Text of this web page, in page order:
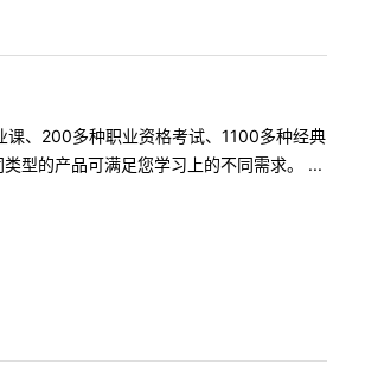
、200多种职业资格考试、1100多种经典
型的产品可满足您学习上的不同需求。 ...